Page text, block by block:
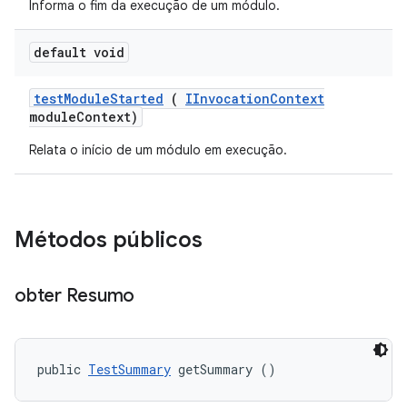
Informa o fim da execução de um módulo.
default void
testModuleStarted ( IInvocationContext
moduleContext)
Relata o início de um módulo em execução.
Métodos públicos
obter Resumo
public TestSummary getSummary ()